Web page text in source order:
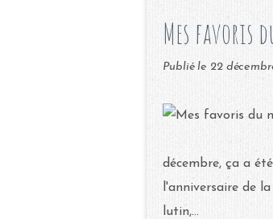
Mes favoris
Publié le 22
décembre, ça a
l'anniversaire de
lutin,...